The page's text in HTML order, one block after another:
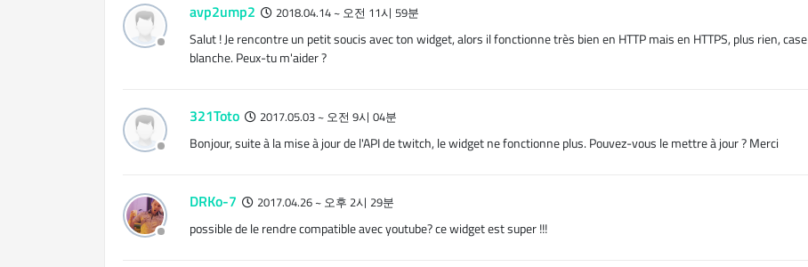
avp2ump2 2018.04.14 ~ 오전 11시 59분
Salut ! Je rencontre un petit soucis avec ton widget, alors il fonctionne très bien en HTTP mais en HTTPS, plus rien, case
blanche. Peux-tu m'aider ?
321Toto 2017.05.03 ~ 오전 9시 04분
Bonjour, suite à la mise à jour de l'API de twitch, le widget ne fonctionne plus. Pouvez-vous le mettre à jour ? Merci
DRKo-7 2017.04.26 ~ 오후 2시 29분
possible de le rendre compatible avec youtube? ce widget est super !!!